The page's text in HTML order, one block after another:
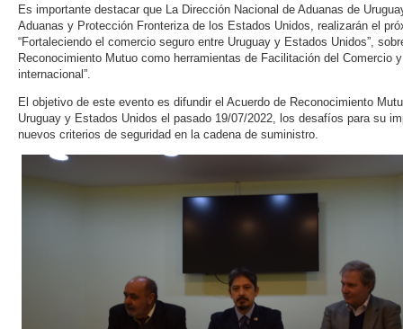
Es importante destacar que La Dirección Nacional de Aduanas de
Aduanas y Protección Fronteriza de los Estados Unidos, realizarán el
“Fortaleciendo el comercio seguro entre Uruguay y Estados Unidos”,
Reconocimiento Mutuo como herramientas de Facilitación del Comercio
internacional”.
El objetivo de este evento es difundir el Acuerdo de Reconocimiento
Uruguay y Estados Unidos el pasado 19/07/2022, los desafíos para su
nuevos criterios de seguridad en la cadena de suministro.